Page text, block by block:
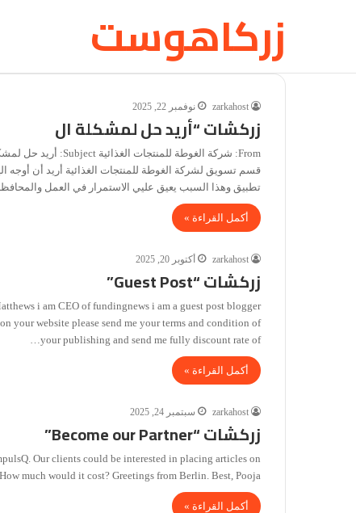
زركاهوست
zarkahost نوفمبر 22, 2025
زركشات “أريد حل لمشكلة ال
قسم تسويق لشركة الغوطة للمنتجات الغذائية أريد أن
تطبيق وهذا السبب يعيق عليي الاستمرار في العمل
أكمل القراءة »
zarkahost أكتوبر 20, 2025
زركشات “Guest Post”
i am CEO of fundingnews i am a guest post blogger
your website please send me your terms and condition of
your publishing and send me fully discount rate of…
أكمل القراءة »
zarkahost سبتمبر 24, 2025
زركشات “Become our Partner”
Our clients could be interested in placing articles on
much would it cost? Greetings from Berlin. Best, Pooja —
أكمل القراءة »